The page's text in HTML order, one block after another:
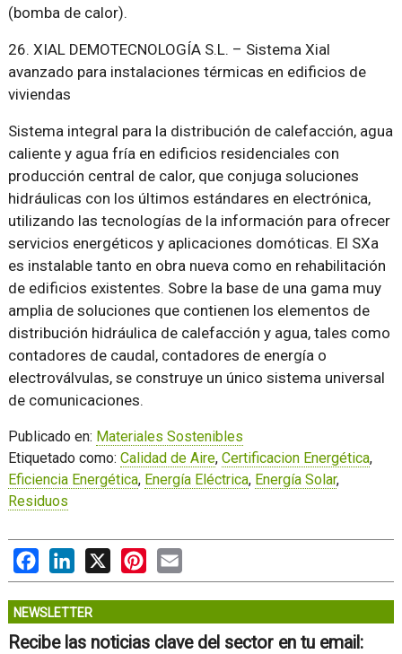
(bomba de calor).
26. XIAL DEMOTECNOLOGÍA S.L. – Sistema Xial
avanzado para instalaciones térmicas en edificios de
viviendas
Sistema integral para la distribución de calefacción, agua
caliente y agua fría en edificios residenciales con
producción central de calor, que conjuga soluciones
hidráulicas con los últimos estándares en electrónica,
utilizando las tecnologías de la información para ofrecer
servicios energéticos y aplicaciones domóticas. El SXa
es instalable tanto en obra nueva como en rehabilitación
de edificios existentes. Sobre la base de una gama muy
amplia de soluciones que contienen los elementos de
distribución hidráulica de calefacción y agua, tales como
contadores de caudal, contadores de energía o
electroválvulas, se construye un único sistema universal
de comunicaciones.
Publicado en: Materiales Sostenibles
Etiquetado como: Calidad de Aire, Certificacion Energética,
Eficiencia Energética, Energía Eléctrica, Energía Solar,
Residuos
FacebookLinkedIn
X PinterestEmail
NEWSLETTER
Recibe las noticias clave del sector en tu email: